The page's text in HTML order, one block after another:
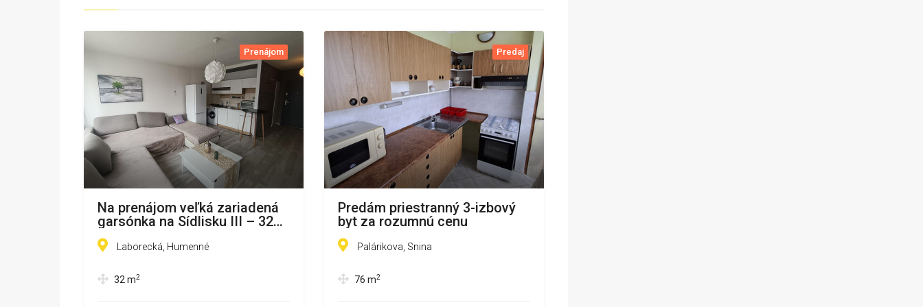
Prenájom
Na prenájom veľká zariadená
garsónka na Sídlisku III – 32
m²
Laborecká, Humenné
32 m2
Predaj
Predám priestranný 3-izbový
byt za rozumnú cenu
Palárikova, Snina
76 m2